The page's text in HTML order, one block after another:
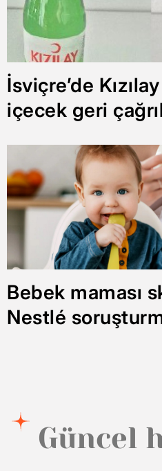
İsviçre’de
içecek geri
Bebek maması
Nestlé
Güncel